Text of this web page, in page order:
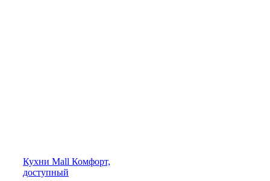
Кухни Mall Комфорт,
доступный